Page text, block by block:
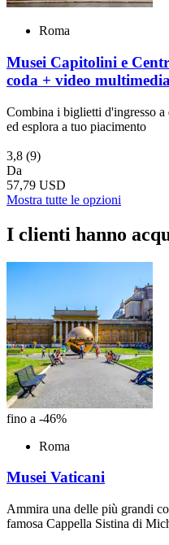
Roma
Musei Capitolini e
coda + video
Combina i biglietti d'ingresso
ed esplora a tuo piacimento
3,8 (9)
Da
57,79 USD
Mostra tutte le opzioni
I clienti hanno
fino a -46%
Roma
Musei Vaticani
Ammira una delle più grandi
famosa Cappella Sistina di